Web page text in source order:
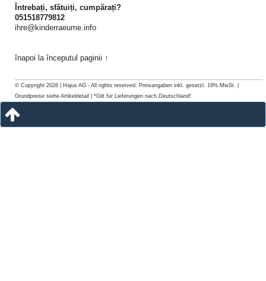
Întrebați, sfătuiți, cumpărați?
051518779812
ihre@kinderraeume.info
înapoi la începutul paginii ↑
© Copyright 2026 | Hajus AG - All rights reserved. Preisangaben inkl. gesetzl. 19% MwSt. |
Grundpreise siehe Artikeldetail | *Gilt für Lieferungen nach Deutschland!